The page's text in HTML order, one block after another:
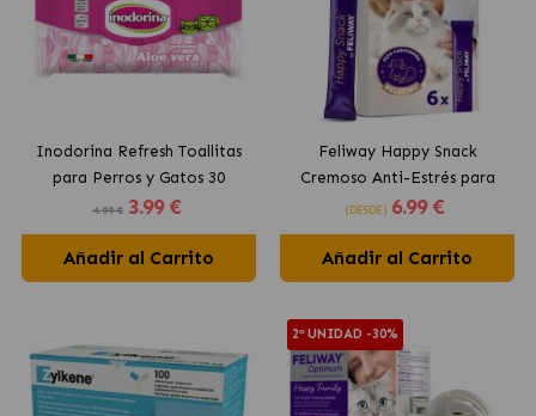
Inodorina Refresh Toallitas
para Perros y Gatos 30
Unidades
4.99 € 3.99 €
Añadir al Carrito
Feliway Happy Snack
Cremoso Anti-Estrés para
Gatos con Pollo
(DESDE) 6.99 €
Añadir al Carrito
2ª UNIDAD -30%